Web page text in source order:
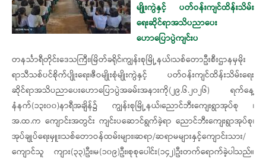
မျိုးကွဲနှင့် ပတ်ဝန်းကျင်ထိန်းသိမ်း​
ရေးဆိုင်ရာအသိပညာ​ပေး
ဟောပြောပွဲကျင်းပ
တနင်္သာရီတိုင်း​ဒေသကြီး၊မြိတ်ခရိုင်၊ကျွန်းစုမြို့နယ်၊သစ်​တောဦးစီးဌာနမှမိုး
ရာသီသစ်ပင်စိုက်ပျိုး​ရေး၊ဇီဝမျိုးစုံမျိုးကွဲနှင့် ပတ်ဝန်းကျင်ထိန်းသိမ်း​ရေး
ဆိုင်ရာအသိပညာ​ပေး​ဟော​ပြောပွဲအခမ်းအနားကို(၂၉.၆.၂၀၂၆) ရက်​နေ့
နံနက်(၁၃း၀၀)နာရီအချိန်၌ ကျွန်းစုမြို့နယ်၊​ညောင်ဘီးကျေးရွာအုပ်စု ၊
အ.ထ.က ကျောင်းအတွင်း ကျင်းပ​ဆောင်ရွက်ခဲ့ရာ ​ညောင်ဘီးကျေးရွာအုပ်စု၊
အုပ်ချုပ်​ရေးမှူး၊သစ်​တောဝန်ထမ်းများ၊ဆရာ/ဆရာမများနှင့်​ကျောင်းသား/​
ကျောင်သူ ကျား(၃၃)ဦး၊မ(၁၀၉)ဦး၊စုစု​ပေါင်း(၁၄၂)ဦးတက်​ရောက်ခဲ့ပါသည်။